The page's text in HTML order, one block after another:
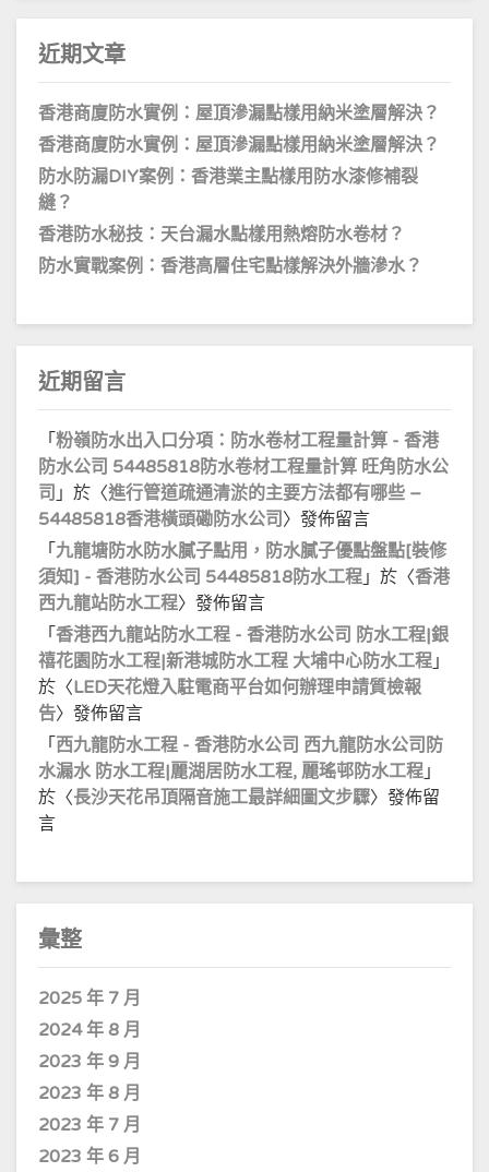
近期文章
香港商廈防水實例：屋頂滲漏點樣用納米塗層解決？
香港商廈防水實例：屋頂滲漏點樣用納米塗層解決？
防水防漏DIY案例：香港業主點樣用防水漆修補裂
縫？
香港防水秘技：天台漏水點樣用熱熔防水卷材？
防水實戰案例：香港高層住宅點樣解決外牆滲水？
近期留言
「 粉嶺防水出入口分項：防水卷材工程量計算 - 香港
防水公司 54485818防水卷材工程量計算 旺角防水公
司 」於〈進行管道疏通清淤的主要方法都有哪些 –
54485818香港橫頭磡防水公司 〉發佈留言
「 九龍塘防水防水膩子點用，防水膩子優點盤點[裝修
須知] - 香港防水公司 54485818防水工程 」於〈香港
西九龍站防水工程〉發佈留言
「 香港西九龍站防水工程 - 香港防水公司 防水工程|銀
禧花園防水工程|新港城防水工程 大埔中心防水工程 」
於〈LED天花燈入駐電商平台如何辦理申請質檢報
告〉發佈留言
「 西九龍防水工程 - 香港防水公司 西九龍防水公司防
水漏水 防水工程|麗湖居防水工程, 麗瑤邨防水工程 」
於〈長沙天花吊頂隔音施工最詳細圖文步驟〉發佈留
言
彙整
2025 年 7 月
2024 年 8 月
2023 年 9 月
2023 年 8 月
2023 年 7 月
2023 年 6 月